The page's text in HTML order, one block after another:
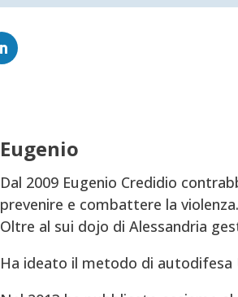
Eugenio
Dal 2009 Eugenio Credidio
prevenire e combattere la violenza.
Oltre al sui dojo di Alessandria
Ha ideato il metodo di autodifesa